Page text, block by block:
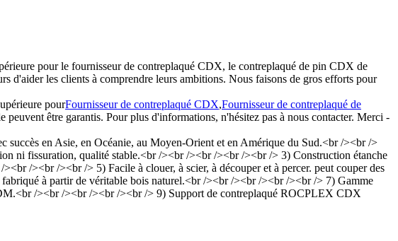
pour le fournisseur de contreplaqué CDX, le contreplaqué de pin CDX de
les clients à comprendre leurs ambitions. Nous faisons de gros efforts pour
pourFournisseur de contreplaqué CDX,Fournisseur de contreplaqué de
être garantis. Pour plus d'informations, n'hésitez pas à nous contacter. Merci -